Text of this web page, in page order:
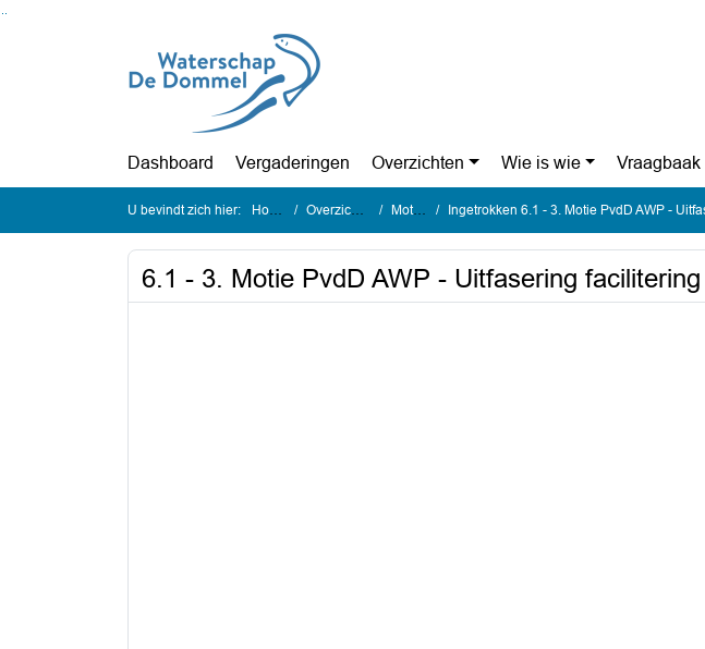
Dashboard Vergaderingen Overzichten Wie is wie Vraagbaak
U bevindt zich hier: Home Overzichten Moties Ingetrokken 6.1 - 3. Motie PvdD AWP - Uitfasering
6.1 - 3. Motie PvdD AWP - Uitfasering